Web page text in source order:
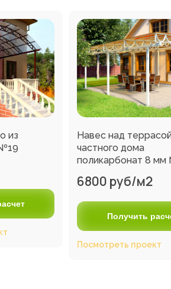
из
Навес над
частного дома
поликарбонат 8
6800 руб/м2
Получить
Посмотреть проект